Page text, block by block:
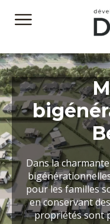
Dans la
pour les familles
en conservant
propriétés sont